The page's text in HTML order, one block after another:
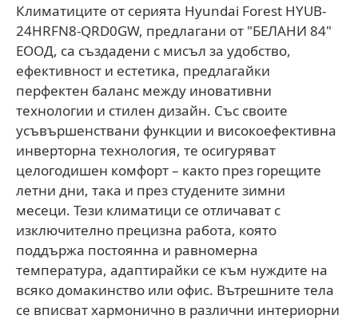
Климатиците от серията Hyundai Forest HYUB-
24HRFN8-QRD0GW, предлагани от "БЕЛАНИ 84"
ЕООД, са създадени с мисъл за удобство,
ефективност и естетика, предлагайки
перфектен баланс между иновативни
технологии и стилен дизайн. Със своите
усъвършенствани функции и високоефективна
инверторна технология, те осигуряват
целогодишен комфорт – както през горещите
летни дни, така и през студените зимни
месеци. Тези климатици се отличават с
изключително прецизна работа, която
поддържа постоянна и равномерна
температура, адаптирайки се към нуждите на
всяко домакинство или офис. Вътрешните тела
се вписват хармонично в различни интериорни